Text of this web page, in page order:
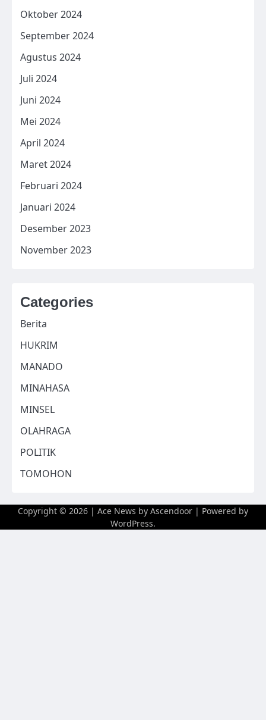
Oktober 2024
September 2024
Agustus 2024
Juli 2024
Juni 2024
Mei 2024
April 2024
Maret 2024
Februari 2024
Januari 2024
Desember 2023
November 2023
Categories
Berita
HUKRIM
MANADO
MINAHASA
MINSEL
OLAHRAGA
POLITIK
TOMOHON
Copyright © 2026 | Ace News by Ascendoor | Powered by
WordPress.